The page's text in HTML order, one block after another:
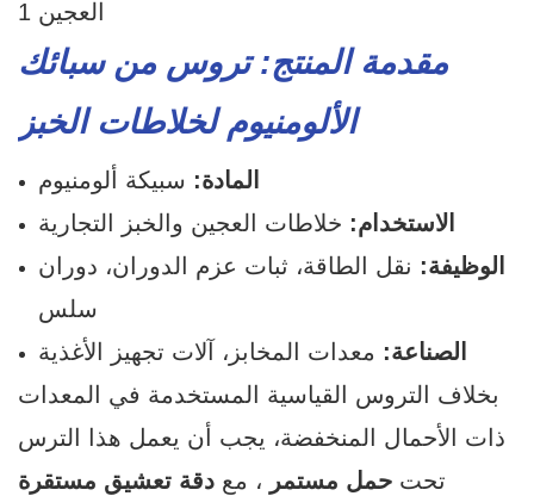
مقدمة المنتج: تروس من سبائك
الألومنيوم لخلاطات الخبز
المادة: سبيكة ألومنيوم
الاستخدام: خلاطات العجين والخبز التجارية
الوظيفة: نقل الطاقة، ثبات عزم الدوران، دوران
سلس
الصناعة: معدات المخابز، آلات تجهيز الأغذية
بخلاف التروس القياسية المستخدمة في المعدات
ذات الأحمال المنخفضة، يجب أن يعمل هذا الترس
تحت حمل مستمر ، مع دقة تعشيق مستقرة